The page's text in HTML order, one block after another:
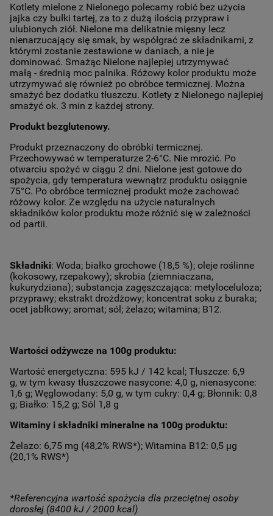
Kotlety mielone z Nielonego polecamy robić bez użycia
jajka czy bułki tartej, za to z dużą ilością przypraw i
ulubionych ziół. Nielone ma delikatnie mięsny lecz
nienarzucający się smak, by współgrać ze składnikami, z
którymi zostanie zestawione w daniach, a nie je
dominować. Smażąc Nielone najlepiej utrzymywać
małą - średnią moc palnika. Różowy kolor produktu może
utrzymywać się również po obróbce termicznej. Można
smażyć bez dodatku tłuszczu. Kotlety z Nielonego najlepiej
smażyć ok. 3 min z każdej strony.
Produkt bezglutenowy.
Produkt przeznaczony do obróbki termicznej.
Przechowywać w temperaturze 2-6°C. Nie mrozić. Po
otwarciu spożyć w ciągu 2 dni. Nielone jest gotowe do
spożycia, gdy temperatura wewnątrz produktu osiągnie
75°C. Po obróbce termicznej produkt może zachować
różowy kolor. Ze względu na użycie naturalnych
składników kolor produktu może różnić się w zależności
od partii.
Składniki: Woda; białko grochowe (18,5 %); oleje roślinne
(kokosowy, rzepakowy); skrobia (ziemniaczana,
kukurydziana); substancja zagęszczająca: metyloceluloza;
przyprawy; ekstrakt drożdżowy; koncentrat soku z buraka;
ocet jabłkowy; aromat; sól; żelazo; witamina; B12.
Wartości odżywcze na 100g produktu:
Wartość energetyczna: 595 kJ / 142 kcal; Tłuszcze: 6,9
g, w tym kwasy tłuszczowe nasycone: 4,0 g, nienasycone:
1,6 g; Węglowodany: 5,0 g, w tym cukry: 0,4 g; Błonnik: 0,8
g; Białko: 15,2 g; Sól 1,8 g
Witaminy i składniki mineralne na 100g produktu:
Żelazo: 6,75 mg (48,2% RWS*); Witamina B12: 0,5 µg
(20,1% RWS*)
*Referencyjna wartość spożycia dla przeciętnej osoby
dorosłej (8400 kJ / 2000 kcal)